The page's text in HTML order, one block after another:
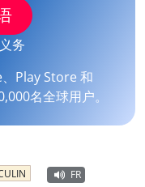
务
Play Store 和
名全球用户。
FR